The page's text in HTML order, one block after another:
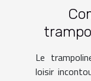
Le
loisir